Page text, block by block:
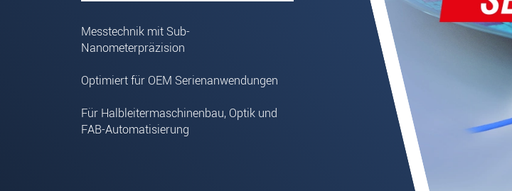
Messtechnik mit Sub-
Nanometerpräzision
Optimiert für OEM Serienanwendungen
Für Halbleitermaschinenbau, Optik und
FAB-Automatisierung
Firma*
Straße
PLZ